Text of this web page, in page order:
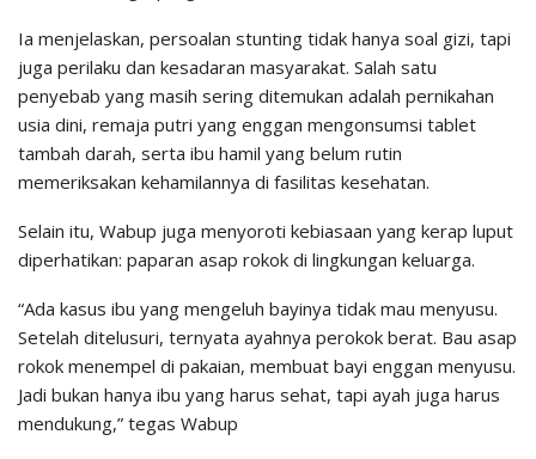
Ia menjelaskan, persoalan stunting tidak hanya soal gizi, tapi
juga perilaku dan kesadaran masyarakat. Salah satu
penyebab yang masih sering ditemukan adalah pernikahan
usia dini, remaja putri yang enggan mengonsumsi tablet
tambah darah, serta ibu hamil yang belum rutin
memeriksakan kehamilannya di fasilitas kesehatan.
Selain itu, Wabup juga menyoroti kebiasaan yang kerap luput
diperhatikan: paparan asap rokok di lingkungan keluarga.
“Ada kasus ibu yang mengeluh bayinya tidak mau menyusu.
Setelah ditelusuri, ternyata ayahnya perokok berat. Bau asap
rokok menempel di pakaian, membuat bayi enggan menyusu.
Jadi bukan hanya ibu yang harus sehat, tapi ayah juga harus
mendukung,” tegas Wabup